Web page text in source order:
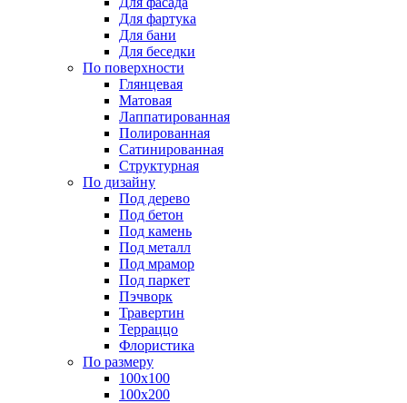
Для фартука
Для бани
Для беседки
По поверхности
Глянцевая
Матовая
Лаппатированная
Полированная
Сатинированная
Структурная
По дизайну
Под дерево
Под бетон
Под камень
Под металл
Под мрамор
Под паркет
Пэчворк
Травертин
Терраццо
Флористика
По размеру
100х100
100х200